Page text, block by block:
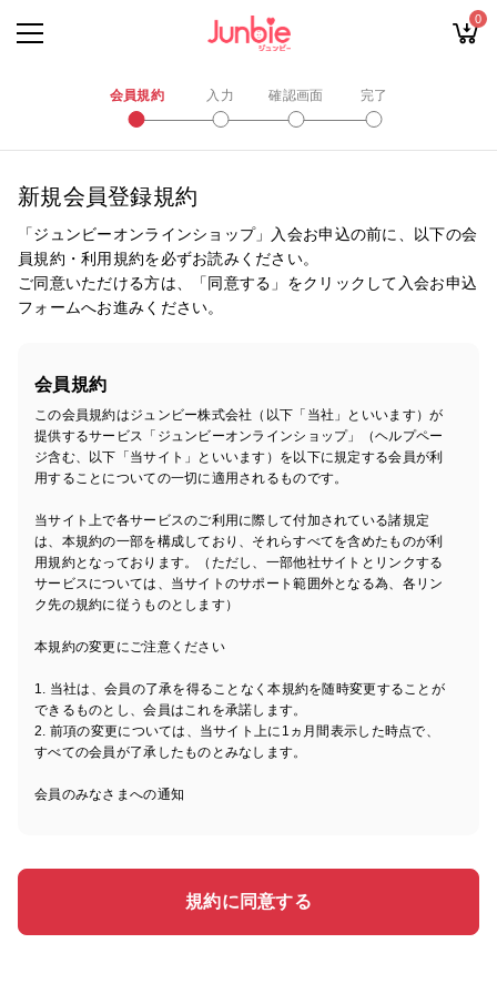
0
会員規約 入力 確認画面 完了
新規会員登録規約
「ジュンビーオンラインショップ」入会お申込の前に、以下の会
員規約・利用規約を必ずお読みください。
ご同意いただける方は、「同意する」をクリックして入会お申込
フォームへお進みください。
会員規約
この会員規約はジュンビー株式会社（以下「当社」といいます）が
提供するサービス「ジュンビーオンラインショップ」（ヘルプペー
ジ含む、以下「当サイト」といいます）を以下に規定する会員が利
用することについての一切に適用されるものです。
当サイト上で各サービスのご利用に際して付加されている諸規定
は、本規約の一部を構成しており、それらすべてを含めたものが利
用規約となっております。（ただし、一部他社サイトとリンクする
サービスについては、当サイトのサポート範囲外となる為、各リン
ク先の規約に従うものとします）
本規約の変更にご注意ください
1. 当社は、会員の了承を得ることなく本規約を随時変更することが
できるものとし、会員はこれを承諾します。
2. 前項の変更については、当サイト上に1ヵ月間表示した時点で、
すべての会員が了承したものとみなします。
会員のみなさまへの通知
規約に同意する